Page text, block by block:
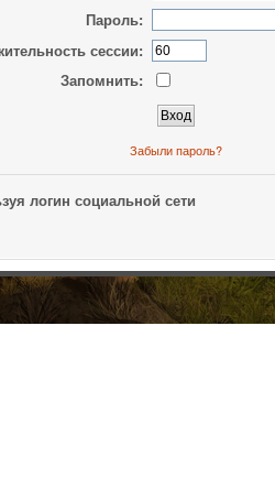
Пароль:
сессии:
Запомнить:
Забыли пароль?
логин социальной сети